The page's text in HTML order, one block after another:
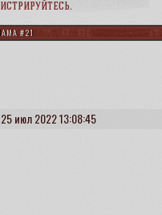
.
#21
25 июл 2022 13:08:45